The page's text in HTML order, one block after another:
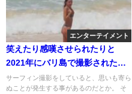
エンターテイメント
笑えたり感嘆させられたりと
2021年にバリ島で撮影された衝
撃動画トップ5
サーフィン撮影をしていると、思いも寄ら
ぬことが発生する事があるのだとか。 そ